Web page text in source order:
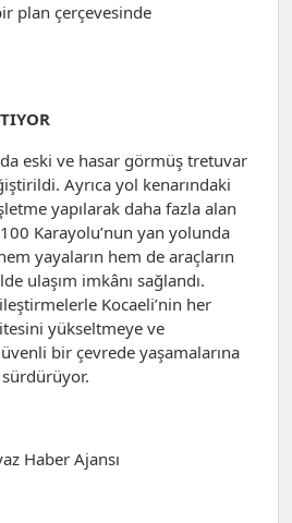
plan çerçevesinde
eski ve hasar görmüş tretuvar
Ayrıca yol kenarındaki
yapılarak daha fazla alan
Karayolu’nun yan yolunda
yayaların hem de araçların
ulaşım imkânı sağlandı.
Kocaeli’nin her
yükseltmeye ve
bir çevrede yaşamalarına
sürdürüyor.
Haber Ajansı